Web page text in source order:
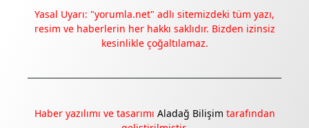
Yasal Uyarı: "yorumla.net" adlı sitemizdeki tüm yazı,
resim ve haberlerin her hakkı saklıdır. Bizden izinsiz
kesinlikle çoğaltılamaz.
Haber yazılımı ve tasarımı Aladağ Bilişim tarafından